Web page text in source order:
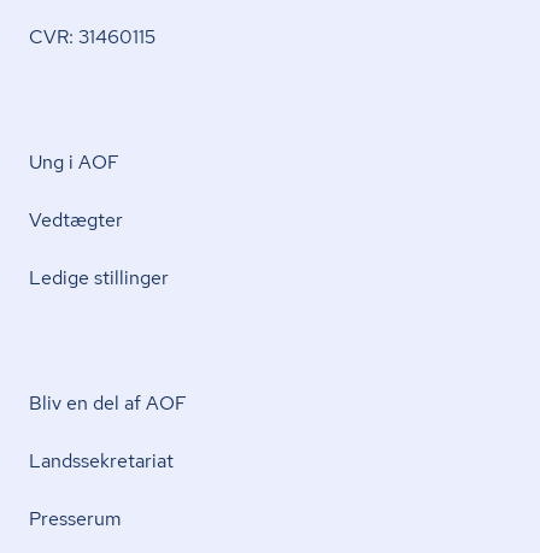
CVR: 31460115
Ung i AOF
Vedtægter
Ledige stillinger
Bliv en del af AOF
Lands­se­kre­ta­ri­at
Presserum